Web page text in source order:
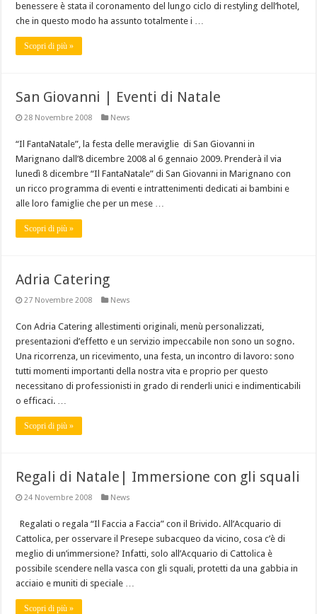
benessere è stata il coronamento del lungo ciclo di restyling dell’hotel,
che in questo modo ha assunto totalmente i …
Scopri di più »
San Giovanni | Eventi di Natale
28 Novembre 2008 News
“Il FantaNatale”, la festa delle meraviglie di San Giovanni in
Marignano dall’8 dicembre 2008 al 6 gennaio 2009. Prenderà il via
lunedì 8 dicembre “Il FantaNatale” di San Giovanni in Marignano con
un ricco programma di eventi e intrattenimenti dedicati ai bambini e
alle loro famiglie che per un mese …
Scopri di più »
Adria Catering
27 Novembre 2008 News
Con Adria Catering allestimenti originali, menù personalizzati,
presentazioni d’effetto e un servizio impeccabile non sono un sogno.
Una ricorrenza, un ricevimento, una festa, un incontro di lavoro: sono
tutti momenti importanti della nostra vita e proprio per questo
necessitano di professionisti in grado di renderli unici e indimenticabili
o efficaci. …
Scopri di più »
Regali di Natale| Immersione con gli squali
24 Novembre 2008 News
Regalati o regala “Il Faccia a Faccia” con il Brivido. All’Acquario di
Cattolica, per osservare il Presepe subacqueo da vicino, cosa c’è di
meglio di un’immersione? Infatti, solo all’Acquario di Cattolica è
possibile scendere nella vasca con gli squali, protetti da una gabbia in
acciaio e muniti di speciale …
Scopri di più »